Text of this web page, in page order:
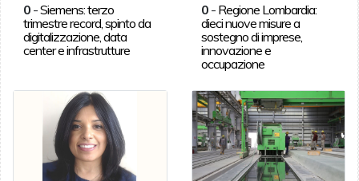
0-Siemens: terzo
trimestre record, spinto da
digitalizzazione, data
center e infrastrutture
0 - Regione Lombardia:
dieci nuove misure a
sostegno di imprese,
innovazione e
occupazione